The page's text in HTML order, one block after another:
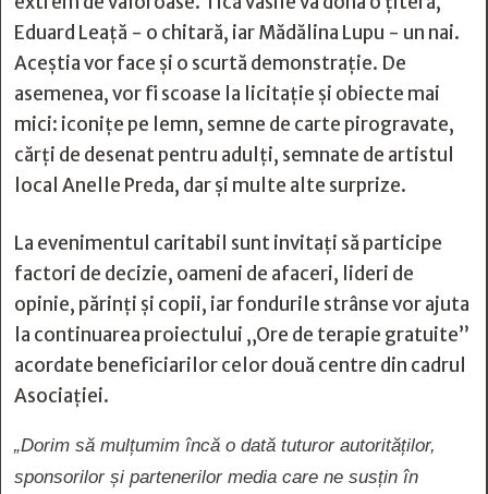
Eduard Leață - o chitară, iar Mădălina Lupu - un nai.
Aceștia vor face și o scurtă demonstrație. De
asemenea, vor fi scoase la licitație și obiecte mai
mici: iconițe pe lemn, semne de carte pirogravate,
cărți de desenat pentru adulți, semnate de artistul
local Anelle Preda, dar și multe alte surprize.
La evenimentul caritabil sunt invitați să participe
factori de decizie, oameni de afaceri, lideri de
opinie, părinți și copii, iar fondurile strânse vor ajuta
la continuarea proiectului „Ore de terapie gratuite”
acordate beneficiarilor celor două centre din cadrul
Asociației.
„Dorim să mulțumim încă o dată tuturor autorităților,
sponsorilor și partenerilor media care ne susțin în